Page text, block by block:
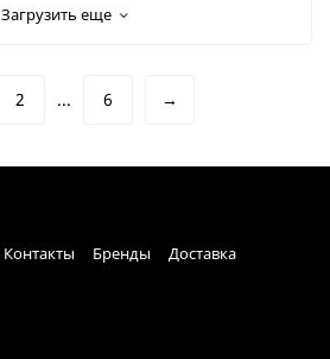
Загрузить еще
2 ... 6 →
Контакты Бренды
Доставка